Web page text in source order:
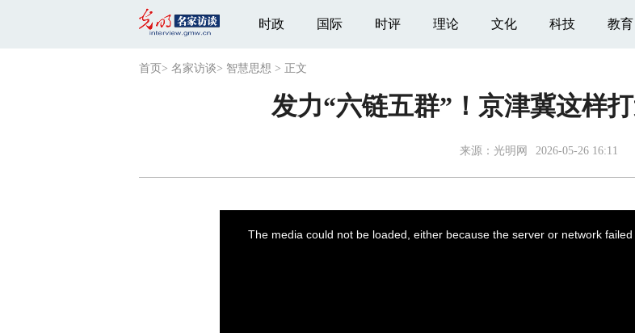
时政 国际 时评 理论 文化 科技 教育
首页 > 名家访谈> 智慧思想 > 正文
发力“六链五群”！京津冀这样
来源： 光明网 2026-05-26 16:11
The media could not be loaded, either because the server or network